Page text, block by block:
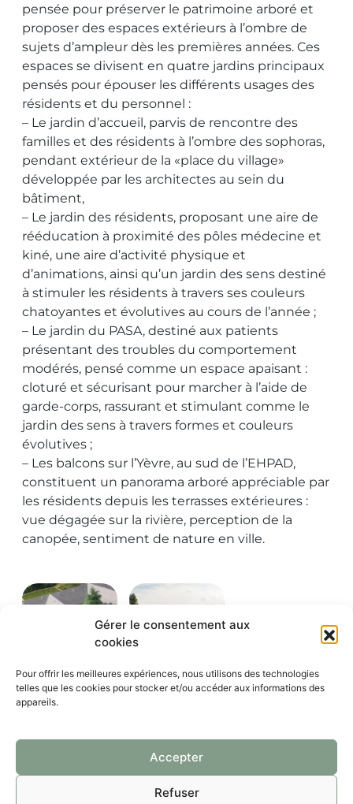
Gérer le consentement aux
cookies
Pour offrir les meilleures expériences, nous utilisons des technologies
telles que les cookies pour stocker et/ou accéder aux informations des
appareils.
Accepter
Refuser
pensée pour préserver le patrimoine arboré et
proposer des espaces extérieurs à l’ombre de
sujets d’ampleur dès les premières années. Ces
espaces se divisent en quatre jardins principaux
pensés pour épouser les différents usages des
résidents et du personnel :
– Le jardin d’accueil, parvis de rencontre des
familles et des résidents à l’ombre des sophoras,
pendant extérieur de la «place du village»
développée par les architectes au sein du
bâtiment,
– Le jardin des résidents, proposant une aire de
rééducation à proximité des pôles médecine et
kiné, une aire d’activité physique et
d’animations, ainsi qu’un jardin des sens destiné
à stimuler les résidents à travers ses couleurs
chatoyantes et évolutives au cours de l’année ;
– Le jardin du PASA, destiné aux patients
présentant des troubles du comportement
modérés, pensé comme un espace apaisant :
cloturé et sécurisant pour marcher à l’aide de
garde-corps, rassurant et stimulant comme le
jardin des sens à travers formes et couleurs
évolutives ;
– Les balcons sur l’Yèvre, au sud de l’EHPAD,
constituent un panorama arboré appréciable par
les résidents depuis les terrasses extérieures :
vue dégagée sur la rivière, perception de la
canopée, sentiment de nature en ville.